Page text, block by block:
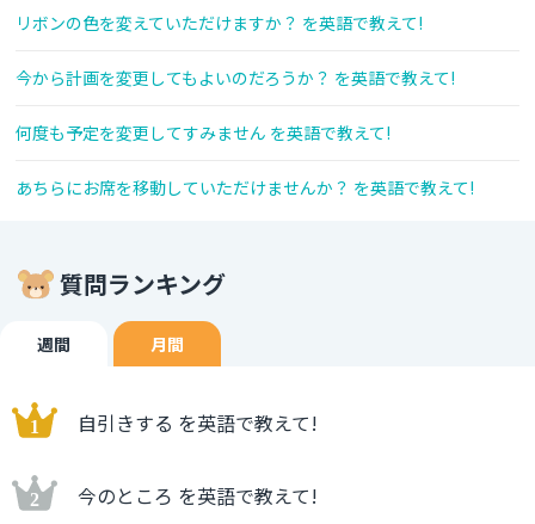
リボンの色を変えていただけますか？ を英語で教えて!
今から計画を変更してもよいのだろうか？ を英語で教えて!
何度も予定を変更してすみません を英語で教えて!
あちらにお席を移動していただけませんか？ を英語で教えて!
質問ランキング
週間 月間
自引きする を英語で教えて!
今のところ を英語で教えて!